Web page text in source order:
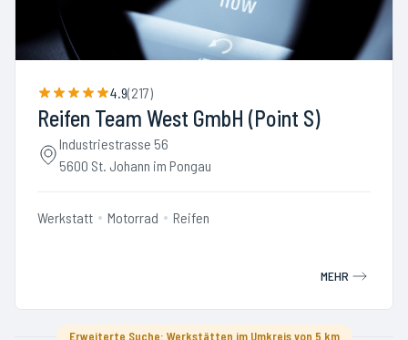
4.9(217)
Reifen Team West GmbH (Point S)
Industriestrasse 56
5600 St. Johann im Pongau
Werkstatt Motorrad Reifen
MEHR
Erweiterte Suche: Werkstätten im Umkreis von 5 km